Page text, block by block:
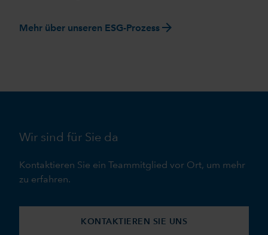
Mehr über unseren ESG-Prozess arrow_forward
Wir sind für Sie da
Kontaktieren Sie ein Teammitglied vor Ort, um mehr
zu erfahren.
KONTAKTIEREN SIE UNS